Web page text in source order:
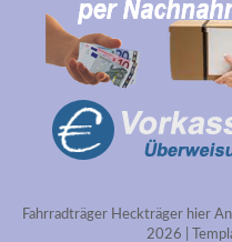
Fahrradträger Heckträger hier
2026 |